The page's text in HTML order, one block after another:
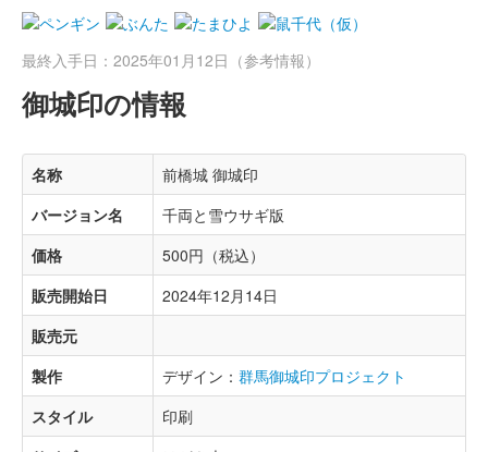
最終入手日：2025年01月12日（参考情報）
御城印の情報
名称
前橋城 御城印
バージョン名
千両と雪ウサギ版
価格
500円（税込）
販売開始日
2024年12月14日
販売元
製作
デザイン： 群馬御城印プロジェクト
スタイル
印刷